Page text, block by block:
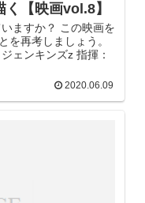
【映画vol.8】
ますか？ この映画を
を再考しましょう。
ェンキンズz 指揮：
2020.06.09